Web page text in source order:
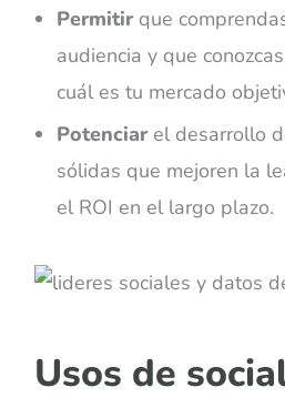
Permitirque
audiencia y que
cuál es tu mercado
Potenciar el desarrollo
sólidas que mejoren la
el ROI en el largo plazo.
Usos de